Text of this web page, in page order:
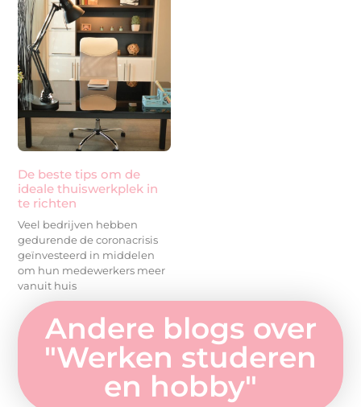
De beste tips om de
ideale thuiswerkplek in
te richten
Veel bedrijven hebben
gedurende de coronacrisis
geïnvesteerd in middelen
om hun medewerkers meer
vanuit huis
Andere blogs over
"Werken studeren
en hobby"